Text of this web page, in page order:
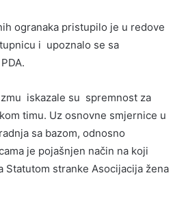
ogranaka pristupilo je u redove
i upoznalo se sa
iskazale su spremnost za
timu. Uz osnovne smjernice u
sa bazom, odnosno
je pojašnjen način na koji
Statutom stranke Asocijacija žena